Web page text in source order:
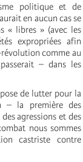
politique et de
en aucun cas se
« libres » (avec les
expropriées afin
comme au
– dans les
de lutter pour la
– la première des
agressions et des
nous sommes
castriste contre